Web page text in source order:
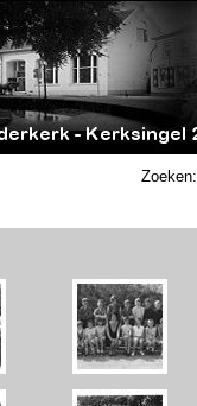
Zoeken: